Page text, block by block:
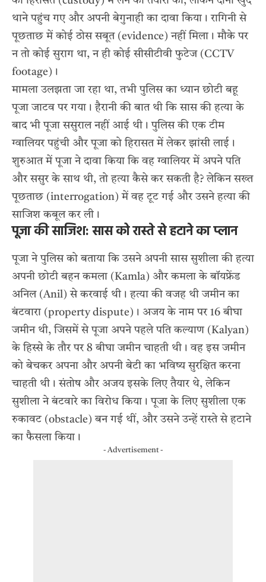
थाने पहुंच गए और अपनी बेगुनाही का दावा किया। रागिनी से
पूछताछ में कोई ठोस सबूत (evidence) नहीं मिला। मौके पर
न तो कोई सुराग था, न ही कोई सीसीटीवी फुटेज (CCTV
footage)।
मामला उलझता जा रहा था, तभी पुलिस का ध्यान छोटी बहू
पूजा जाटव पर गया। हैरानी की बात थी कि सास की हत्या के
बाद भी पूजा ससुराल नहीं आई थी। पुलिस की एक टीम
ग्वालियर पहुंची और पूजा को हिरासत में लेकर झांसी लाई।
शुरुआत में पूजा ने दावा किया कि वह ग्वालियर में अपने पति
और ससुर के साथ थी, तो हत्या कैसे कर सकती है? लेकिन सख्त
पूछताछ (interrogation) में वह टूट गई और उसने हत्या की
साजिश कबूल कर ली।
पूजा की साजिश: सास को रास्ते से हटाने का प्लान
पूजा ने पुलिस को बताया कि उसने अपनी सास सुशीला की हत्या
अपनी छोटी बहन कमला (Kamla) और कमला के बॉयफ्रेंड
अनिल (Anil) से करवाई थी। हत्या की वजह थी जमीन का
बंटवारा (property dispute)। अजय के नाम पर 16 बीघा
जमीन थी, जिसमें से पूजा अपने पहले पति कल्याण (Kalyan)
के हिस्से के तौर पर 8 बीघा जमीन चाहती थी। वह इस जमीन
को बेचकर अपना और अपनी बेटी का भविष्य सुरक्षित करना
चाहती थी। संतोष और अजय इसके लिए तैयार थे, लेकिन
सुशीला ने बंटवारे का विरोध किया। पूजा के लिए सुशीला एक
रुकावट (obstacle) बन गई थीं, और उसने उन्हें रास्ते से हटाने
का फैसला किया।
- Advertisement -